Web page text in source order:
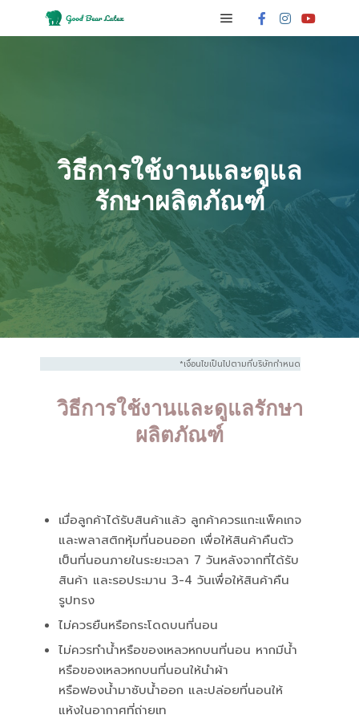
วิธีการใช้งานและดูแล
รักษาผลิตภัณฑ์
*เงื่อนไขเป็นไปตามที่บริษัทกำหนด
วิธีการใช้งานและดูแลรักษา
ผลิตภัณฑ์
เมื่อลูกค้าได้รับสินค้าแล้ว ลูกค้าควรแกะแพ็คเกจ
และพลาสติกหุ้มที่นอนออก เพื่อให้สินค้าคืนตัว
เป็นที่นอนภายในระยะเวลา 7 วันหลังจากที่ได้รับ
สินค้า และรอประมาน 3-4 วันเพื่อให้สินค้าคืน
รูปทรง
ไม่ควรยืนหรือกระโดดบนที่นอน
ไม่ควรทำน้ำหรือของเหลวหกบนที่นอน หากมีน้ำ
หรือของเหลวหกบนที่นอนให้นำผ้า
หรือฟองน้ำมาซับน้ำออก และปล่อยที่นอนให้
แห้งในอากาศที่ถ่ายเท
Line
โทรติดต่อ